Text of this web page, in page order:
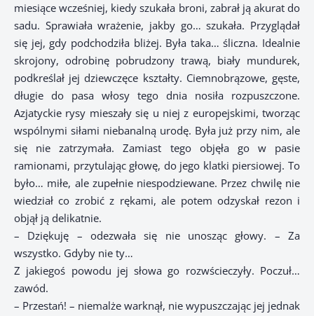
miesiące wcześniej, kiedy szukała broni, zabrał ją akurat do
sadu. Sprawiała wrażenie, jakby go… szukała. Przyglądał
się jej, gdy podchodziła bliżej. Była taka… śliczna. Idealnie
skrojony, odrobinę pobrudzony trawą, biały mundurek,
podkreślał jej dziewczęce kształty. Ciemnobrązowe, gęste,
długie do pasa włosy tego dnia nosiła rozpuszczone.
Azjatyckie rysy mieszały się u niej z europejskimi, tworząc
wspólnymi siłami niebanalną urodę. Była już przy nim, ale
się nie zatrzymała. Zamiast tego objęła go w pasie
ramionami, przytulając głowę, do jego klatki piersiowej. To
było… miłe, ale zupełnie niespodziewane. Przez chwilę nie
wiedział co zrobić z rękami, ale potem odzyskał rezon i
objął ją delikatnie.
– Dziękuję – odezwała się nie unosząc głowy. – Za
wszystko. Gdyby nie ty…
Z jakiegoś powodu jej słowa go rozwścieczyły. Poczuł…
zawód.
– Przestań! – niemalże warknął, nie wypuszczając jej jednak